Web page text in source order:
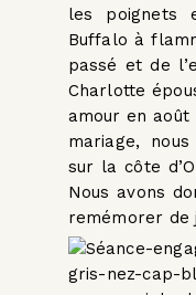
les poignets
Buffalo à
passé et de
Charlotte
amour en
mariage,
sur la côte
Nous avons
remémorer de